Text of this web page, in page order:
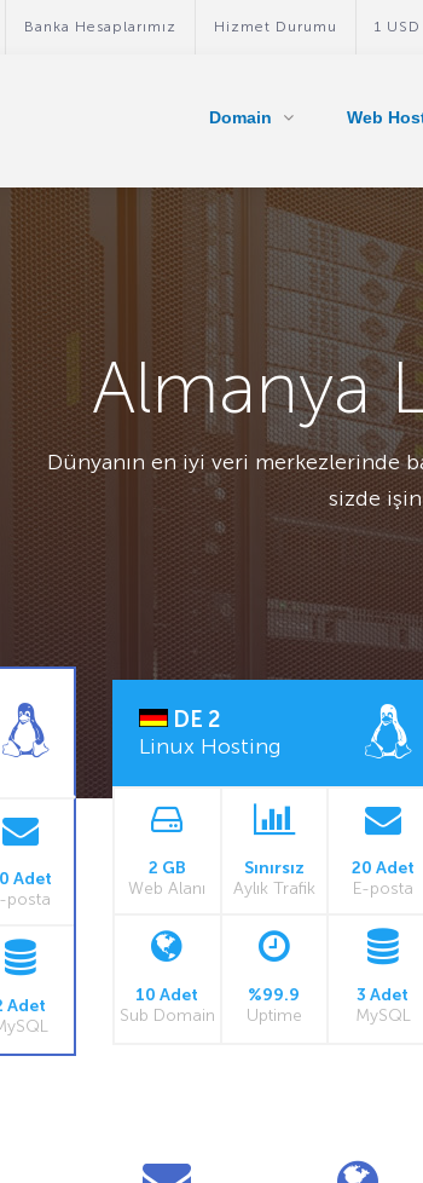
Banka Hesaplarımız Hizmet Durumu 1
Domain Web
Almanya
Dünyanın en iyi veri merkezlerinde
sizde
Adet
posta
Adet
DE 2
Linux Hosting
2 GB
Web Alanı
Sınırsız
Aylık Trafik
20 Adet
E-posta
10 Adet
Sub Domain
%99.9
Uptime
3 Adet
MySQL